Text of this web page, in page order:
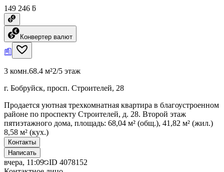
149 246 ƃ
Конвертер валют
3 комн.68.4 м²2/5 этаж
г. Бобруйск, просп. Строителей, 28
Продается уютная трехкомнатная квартира в благоустроенном
районе по проспекту Строителей, д. 28. Второй этаж
пятиэтажного дома, площадь: 68,04 м² (общ.), 41,82 м² (жил.)
8,58 м² (кух.)
Контакты
Написать
вчера, 11:09 ID 4078152